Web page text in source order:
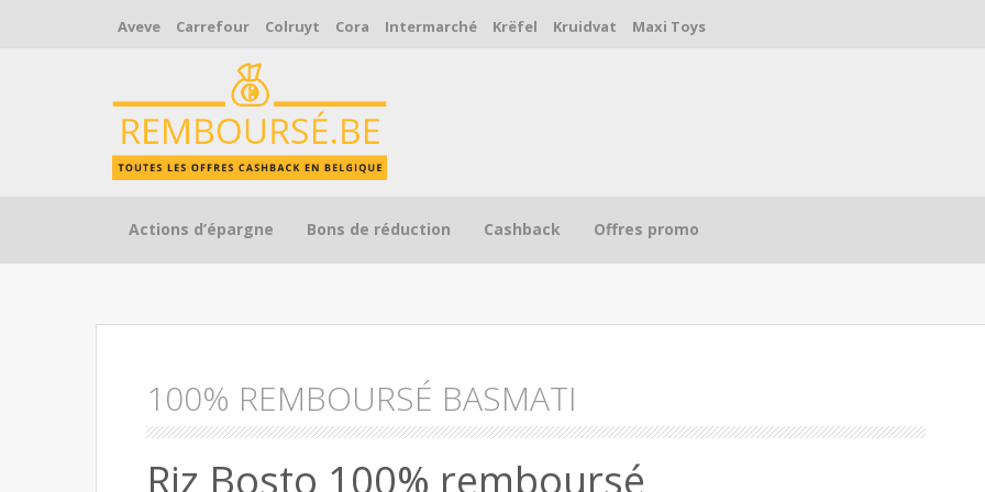
Aveve Carrefour Colruyt Cora Intermarché Krëfel Kruidvat Maxi Toys
Skip to content
Actions d’épargne Bons de réduction Cashback Offres promo
100% REMBOURSÉ BASMATI
Riz Bosto 100% remboursé